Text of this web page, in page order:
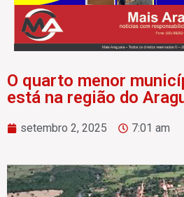
O quarto menor
está na região do
setembro 2, 2025 7:01 am